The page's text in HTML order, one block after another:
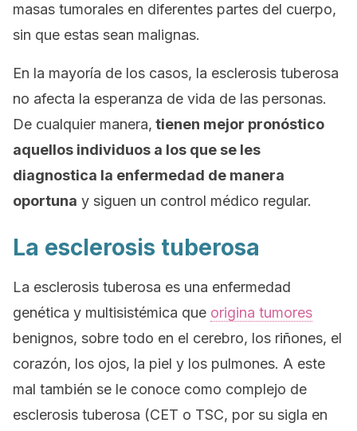
masas tumorales en diferentes partes del cuerpo,
sin que estas sean malignas.
En la mayoría de los casos, la esclerosis tuberosa
no afecta la esperanza de vida de las personas.
De cualquier manera, tienen mejor pronóstico
aquellos individuos a los que se les
diagnostica la enfermedad de manera
oportuna y siguen un control médico regular.
La esclerosis tuberosa
La esclerosis tuberosa es una enfermedad
genética y multisistémica que origina tumores
benignos, sobre todo en el cerebro, los riñones, el
corazón, los ojos, la piel y los pulmones. A este
mal también se le conoce como complejo de
esclerosis tuberosa (CET o TSC, por su sigla en